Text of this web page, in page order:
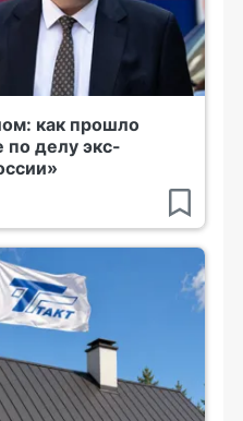
как прошло
по делу экс-